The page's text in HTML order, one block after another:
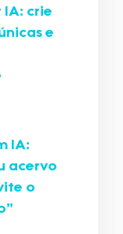
crie
e
IA:
acervo
o